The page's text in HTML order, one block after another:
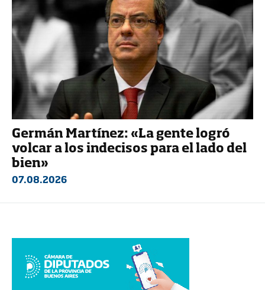
Germán Martínez: «La gente logró
volcar a los indecisos para el lado del
bien»
07.08.2026